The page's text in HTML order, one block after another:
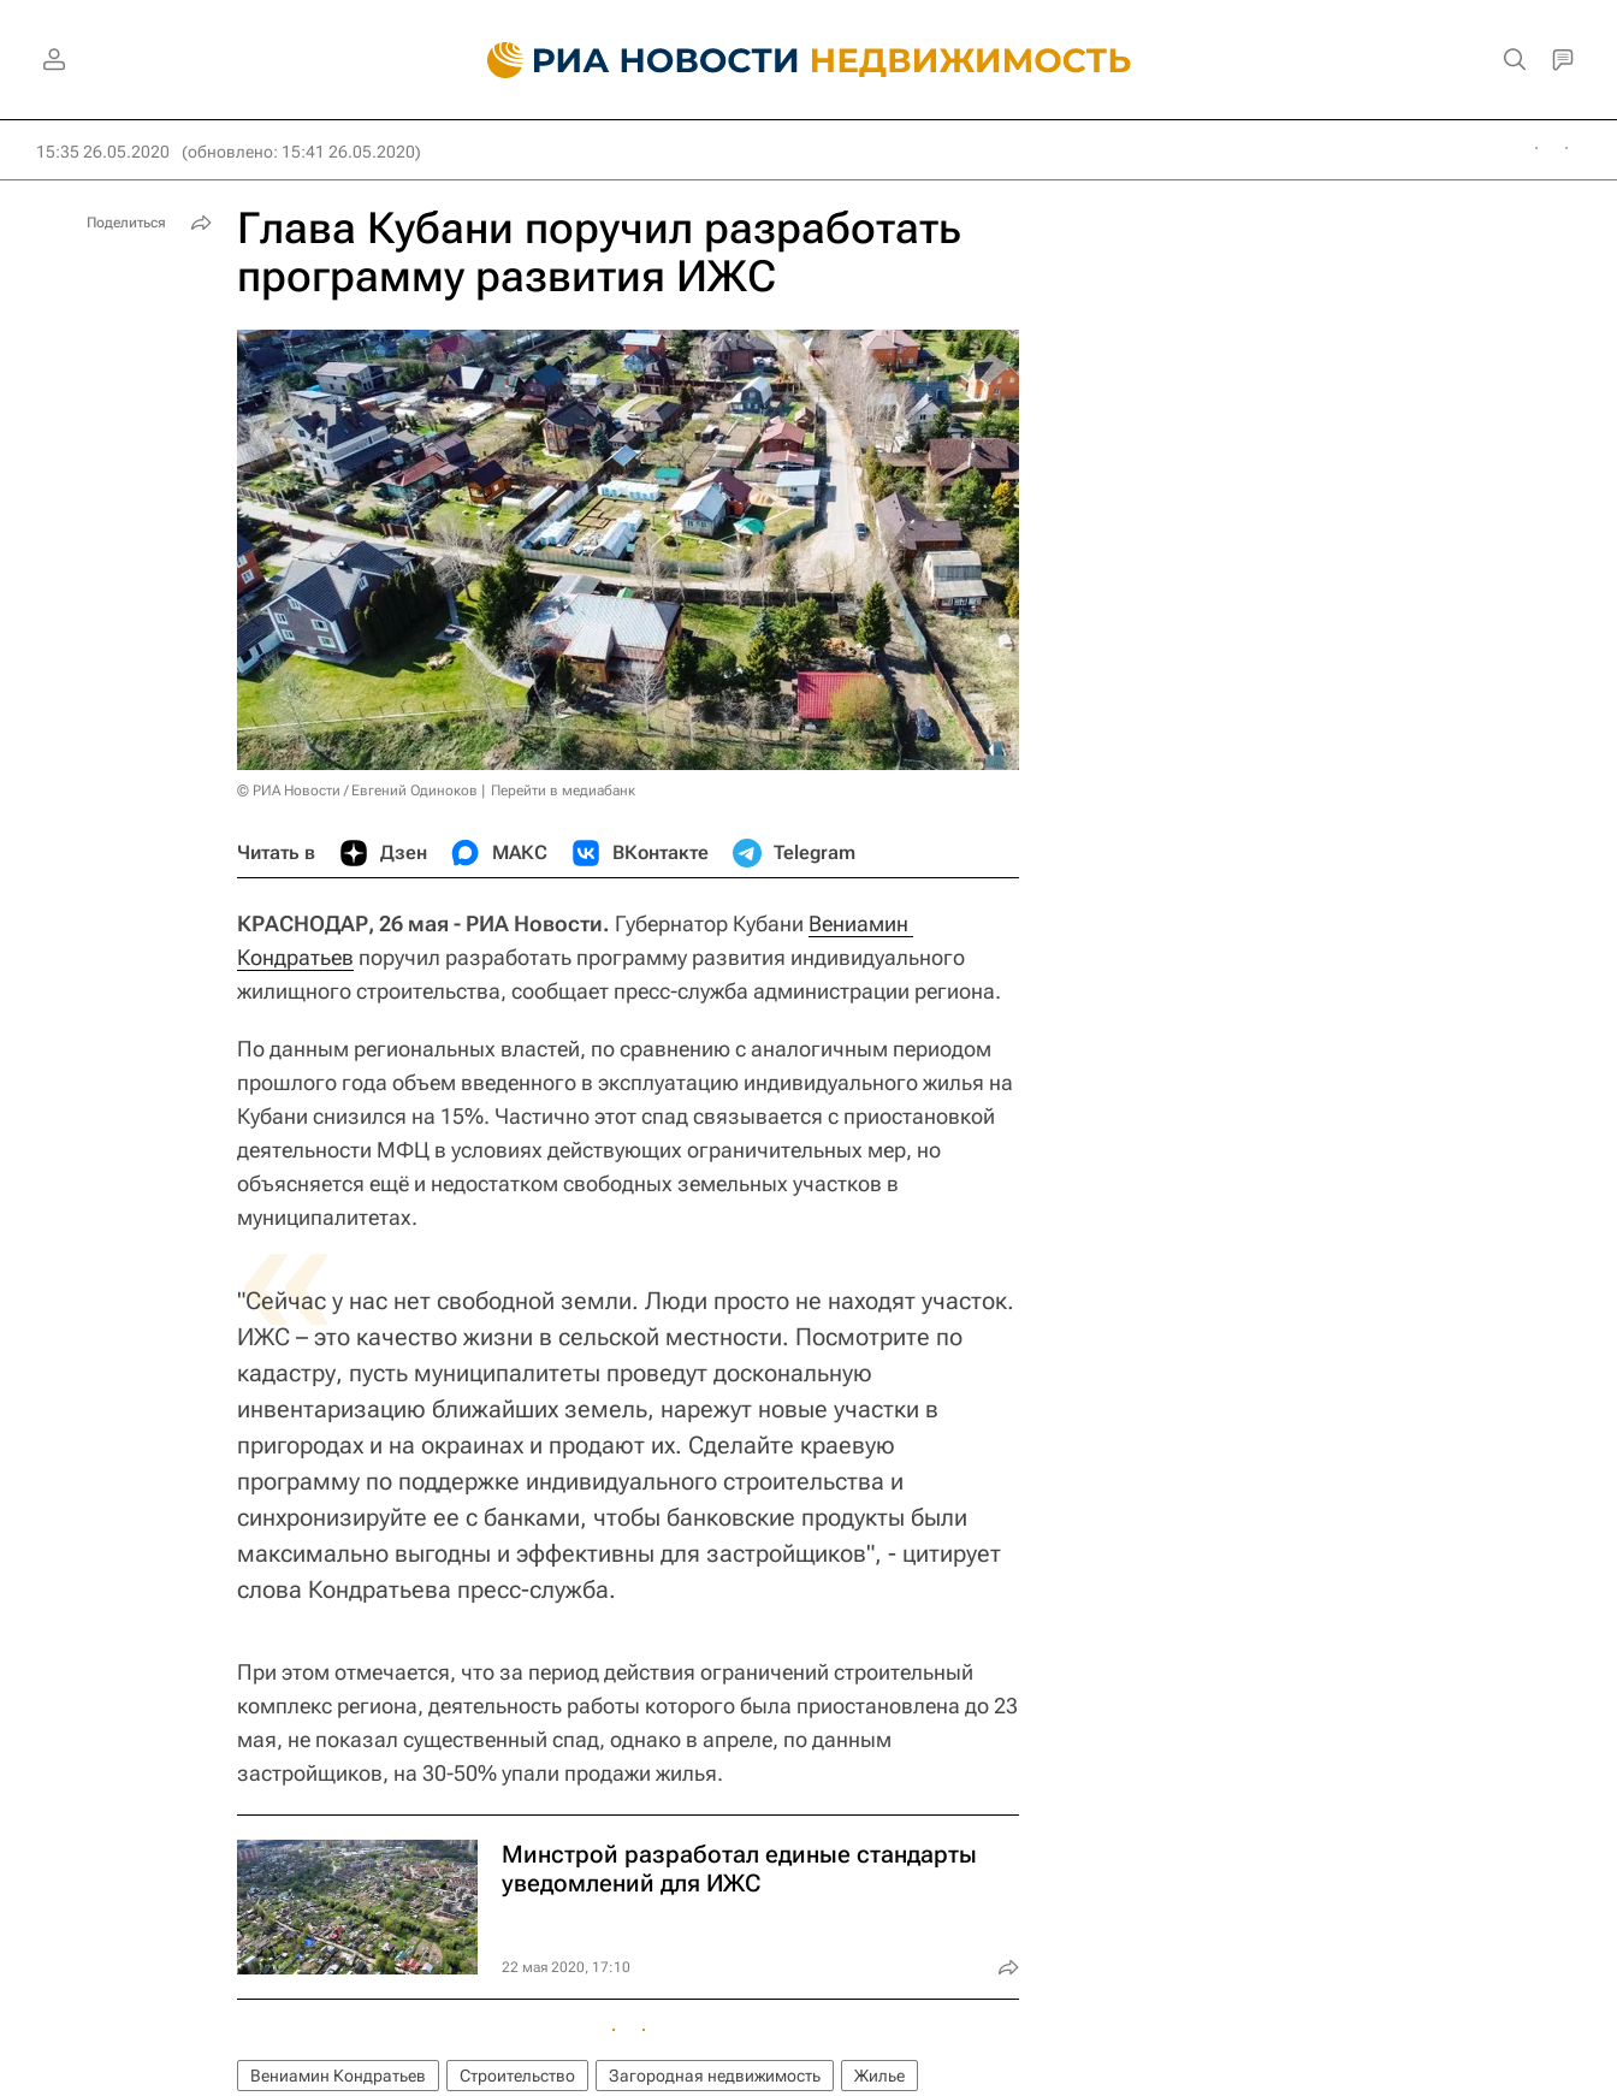
15:35 26.05.2020 (обновлено: 15:41 26.05.2020)
Глава Кубани поручил разработать
программу развития ИЖС
© РИА Новости / Евгений Одиноков Перейти в медиабанк
Читать в Дзен МАКС ВКонтакте Telegram
КРАСНОДАР, 26 мая - РИА Новости. Губернатор Кубани Вениамин
Кондратьев поручил разработать программу развития индивидуального
жилищного строительства, сообщает пресс-служба администрации региона.
По данным региональных властей, по сравнению с аналогичным периодом
прошлого года объем введенного в эксплуатацию индивидуального жилья на
Кубани снизился на 15%. Частично этот спад связывается с приостановкой
деятельности МФЦ в условиях действующих ограничительных мер, но
объясняется ещё и недостатком свободных земельных участков в
муниципалитетах.
«
"Сейчас у нас нет свободной земли. Люди просто не находят участок.
ИЖС – это качество жизни в сельской местности. Посмотрите по
кадастру, пусть муниципалитеты проведут доскональную
инвентаризацию ближайших земель, нарежут новые участки в
пригородах и на окраинах и продают их. Сделайте краевую
программу по поддержке индивидуального строительства и
синхронизируйте ее с банками, чтобы банковские продукты были
максимально выгодны и эффективны для застройщиков", - цитирует
слова Кондратьева пресс-служба.
При этом отмечается, что за период действия ограничений строительный
комплекс региона, деятельность работы которого была приостановлена до 23
мая, не показал существенный спад, однако в апреле, по данным
застройщиков, на 30-50% упали продажи жилья.
Минстрой разработал единые стандарты
уведомлений для ИЖС
22 мая 2020, 17:10
Вениамин Кондратьев Строительство Загородная недвижимость Жилье
Поделиться